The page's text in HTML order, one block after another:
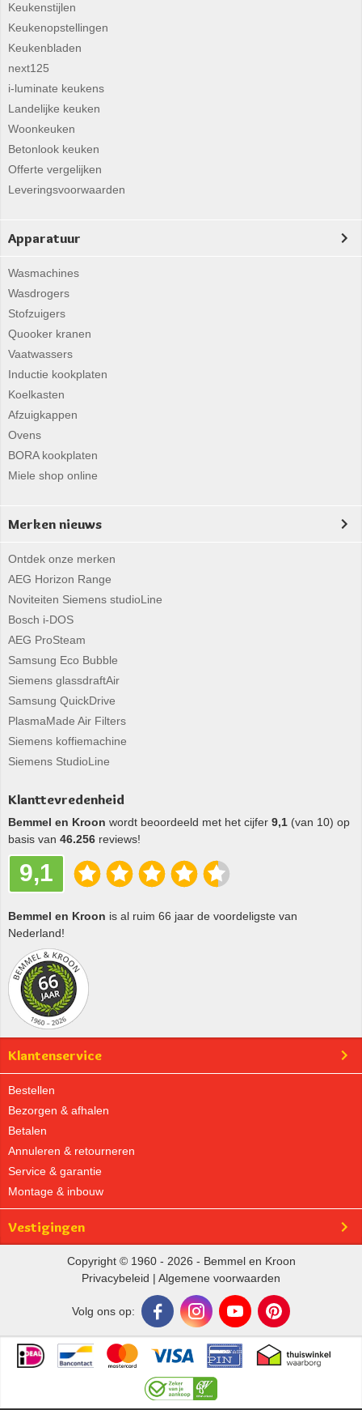
Keukenstijlen
Keukenopstellingen
Keukenbladen
next125
i-luminate keukens
Landelijke keuken
Woonkeuken
Betonlook keuken
Offerte vergelijken
Leveringsvoorwaarden
Apparatuur
Wasmachines
Wasdrogers
Stofzuigers
Quooker kranen
Vaatwassers
Inductie kookplaten
Koelkasten
Afzuigkappen
Ovens
BORA kookplaten
Miele shop online
Merken nieuws
Ontdek onze merken
AEG Horizon Range
Noviteiten Siemens studioLine
Bosch i-DOS
AEG ProSteam
Samsung Eco Bubble
Siemens glassdraftAir
Samsung QuickDrive
PlasmaMade Air Filters
Siemens koffiemachine
Siemens StudioLine
Klanttevredenheid
Bemmel en Kroon wordt beoordeeld met het cijfer 9,1 (van 10) op
basis van 46.256 reviews!
9,1
Bemmel en Kroon is al ruim 66 jaar de voordeligste van
Nederland!
Klantenservice
Bestellen
Bezorgen & afhalen
Betalen
Annuleren & retourneren
Service & garantie
Montage & inbouw
Vestigingen
Copyright © 1960 - 2026 - Bemmel en Kroon
Privacybeleid | Algemene voorwaarden
Volg ons op: